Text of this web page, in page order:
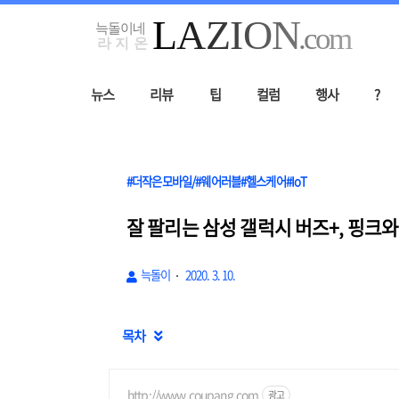
뉴스 리뷰 팁 컬럼 행사 ?
#더작은모바일/#웨어러블#헬스케어#IoT
잘 팔리는 삼성 갤럭시 버즈+, 핑크
늑돌이 2020. 3. 10.
목차 
http://www.coupang.com 광고